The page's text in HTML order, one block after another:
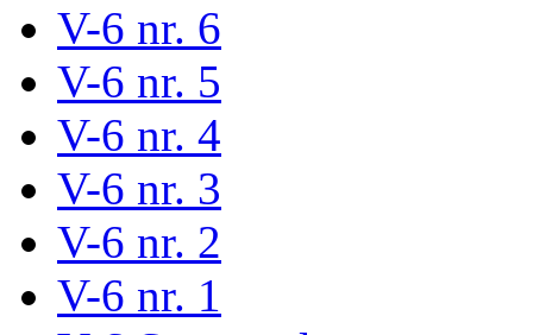
V-6 nr. 6
V-6 nr. 5
V-6 nr. 4
V-6 nr. 3
V-6 nr. 2
V-6 nr. 1